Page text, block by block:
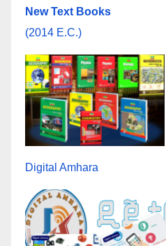
New Text Books
(2014 E.C.)
Digital Amhara